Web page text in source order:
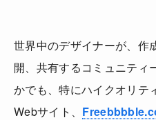
世界中のデザイナーが、作
開、共有するコミュニティ
かでも、特にハイクオリテ
Webサイト、